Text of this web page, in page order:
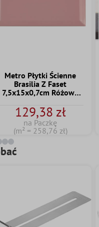
Metro Płytki Ścienne
Brasilia Z Faset
7,5x15x0,7cm Różowy
129,38 zł
na Paczkę
(m² = 258,76 zł)